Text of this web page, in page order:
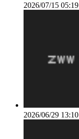
2026/07/15 05:19
2026/06/29 13:10